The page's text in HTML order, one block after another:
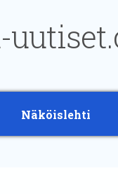
Näköislehti